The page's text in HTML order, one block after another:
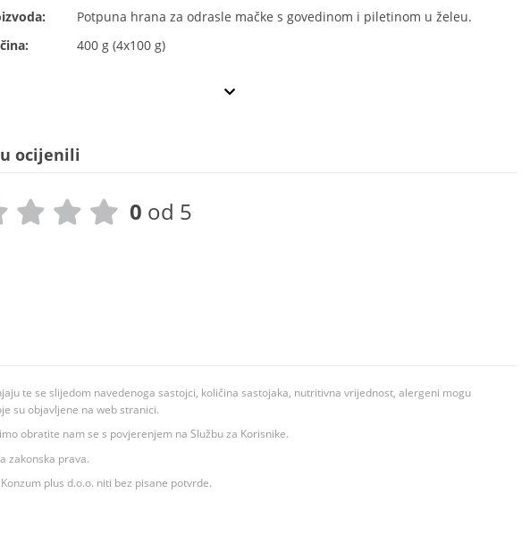
Potpuna hrana za odrasle mačke s govedinom i piletinom u želeu.
400 g (4x100 g)
ocijenili
0 od 5
te se slijedom navedenoga sastojci, količina sastojaka, nutritivna vrijednost, alergeni mogu
su objavljene na web stranici.
obratite nam se s povjerenjem na Službu za Korisnike.
zakonska prava.
plus d.o.o. niti bez pisane potvrde.